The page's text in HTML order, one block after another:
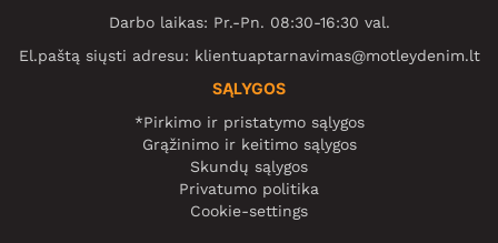
Darbo laikas: Pr.-Pn. 08:30-16:30 val.
El.paštą siųsti adresu: klientuaptarnavimas@motleydenim.lt
SĄLYGOS
*Pirkimo ir pristatymo sąlygos
Grąžinimo ir keitimo sąlygos
Skundų sąlygos
Privatumo politika
Cookie-settings